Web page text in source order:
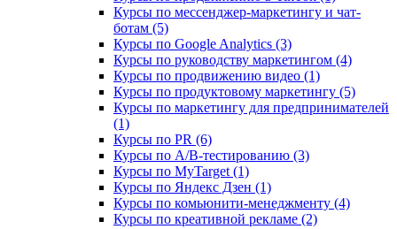
Курсы по мессенджер-маркетингу и чат-
ботам (5)
Курсы по Google Analytics (3)
Курсы по руководству маркетингом (4)
Курсы по продвижению видео (1)
Курсы по продуктовому маркетингу (5)
Курсы по маркетингу для предпринимателей
(1)
Курсы по PR (6)
Курсы по A/B-тестированию (3)
Курсы по MyTarget (1)
Курсы по Яндекс Дзен (1)
Курсы по комьюнити-менеджменту (4)
Курсы по креативной рекламе (2)